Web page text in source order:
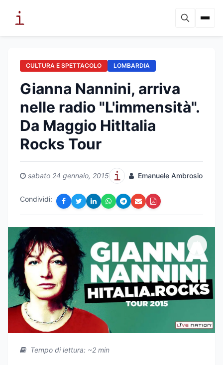
CULTURA E SPETTACOLO LOMBARDIA
Gianna Nannini, arriva
nelle radio "L'immensità".
Da Maggio HitItalia
Rocks Tour
sabato 24 gennaio, 2015 Emanuele Ambrosio
Condividi:
Tempo di lettura: ~2 min